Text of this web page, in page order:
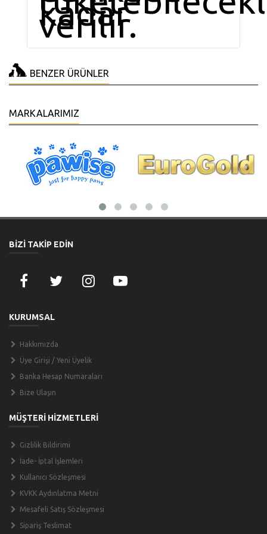
kadar
verilir.
BENZER ÜRÜNLER
MARKALARIMIZ
BİZİ TAKİP EDİN
KURUMSAL
Hakkımızda
Üye Girişi / Yeni Üyelik
Banka Hesap Numaraları
Bize Ulaşın
MÜŞTERİ HİZMETLERİ
Gizlilik Bildirimi
İade- İptal İşlemleri
Kullanıcı Sözleşmesi
KVKK Aydınlatma Metni
Mesafeli Satış Sözleşmesi
Sipariş Teslimat